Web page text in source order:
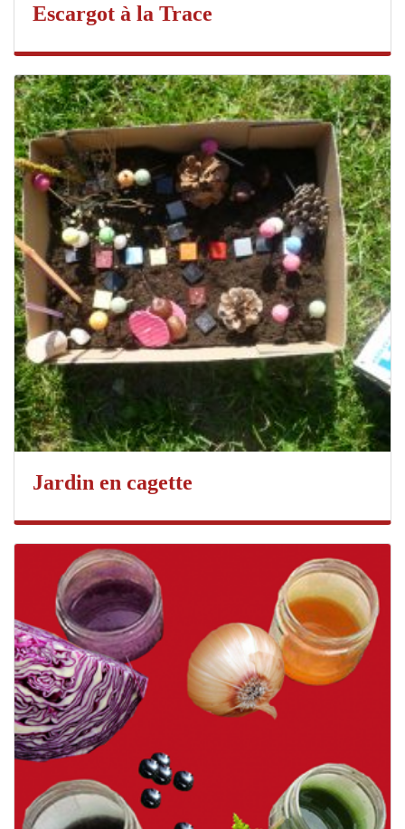
Escargot à la Trace
Jardin en cagette